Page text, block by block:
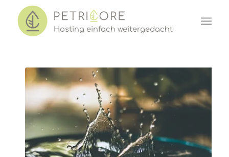
Hosting einfach weiter gedacht